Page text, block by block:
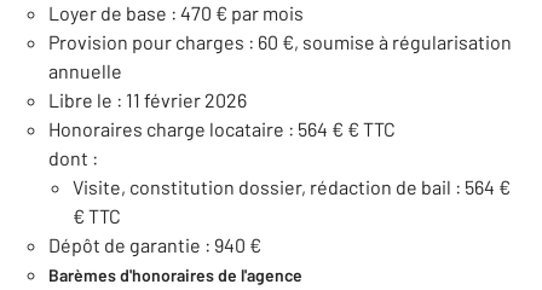
Loyer de base : 470 € par mois
Provision pour charges : 60 €, soumise à régularisation
annuelle
Libre le : 11 février 2026
Honoraires charge locataire : 564 € € TTC
dont :
Visite, constitution dossier, rédaction de bail : 564 €
€ TTC
Dépôt de garantie : 940 €
Barèmes d'honoraires de l'agence